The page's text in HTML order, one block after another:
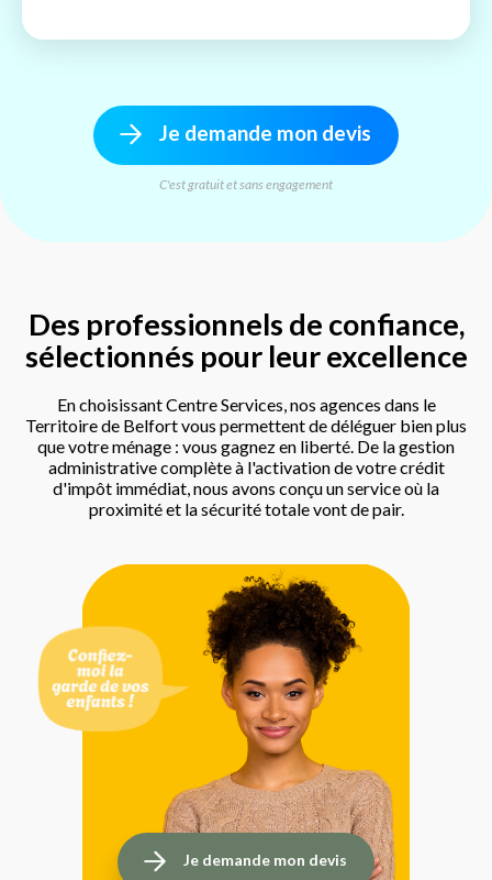
Je demande mon devis
C'est gratuit et sans engagement
Des professionnels de confiance,
sélectionnés pour leur excellence
En choisissant Centre Services, nos agences dans le
Territoire de Belfort vous permettent de déléguer bien plus
que votre ménage : vous gagnez en liberté. De la gestion
administrative complète à l'activation de votre crédit
d'impôt immédiat, nous avons conçu un service où la
proximité et la sécurité totale vont de pair.
Je demande mon devis